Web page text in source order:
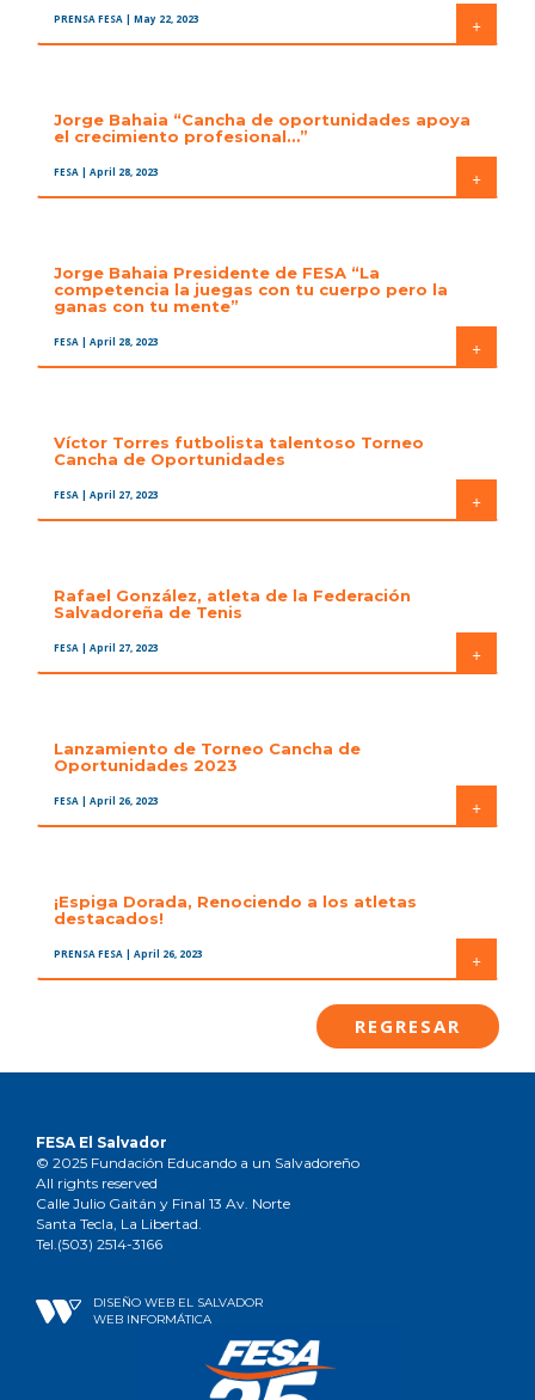
PRENSA FESA | May 22, 2023 +
Jorge Bahaia “Cancha de oportunidades apoya
el crecimiento profesional…”
FESA | April 28, 2023 +
Jorge Bahaia Presidente de FESA “La
competencia la juegas con tu cuerpo pero la
ganas con tu mente”
FESA | April 28, 2023 +
Víctor Torres futbolista talentoso Torneo
Cancha de Oportunidades
FESA | April 27, 2023 +
Rafael González, atleta de la Federación
Salvadoreña de Tenis
FESA | April 27, 2023 +
Lanzamiento de Torneo Cancha de
Oportunidades 2023
FESA | April 26, 2023 +
¡Espiga Dorada, Renociendo a los atletas
destacados!
PRENSA FESA | April 26, 2023 +
REGRESAR
FESA El Salvador
© 2025 Fundación Educando a un Salvadoreño
All rights reserved
Calle Julio Gaitán y Final 13 Av. Norte
Santa Tecla, La Libertad.
Tel.(503) 2514-3166
DISEÑO WEB EL SALVADOR
WEB INFORMÁTICA